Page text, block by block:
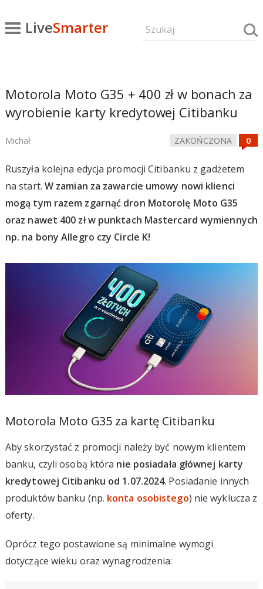
LiveSmarter
Motorola Moto G35 + 400 zł w bonach za
wyrobienie karty kredytowej Citibanku
Michał ZAKOŃCZONA
Ruszyła kolejna edycja promocji Citibanku z gadżetem
na start. W zamian za zawarcie umowy nowi klienci
mogą tym razem zgarnąć dron Motorolę Moto G35
oraz nawet 400 zł w punktach Mastercard wymiennych
np. na bony Allegro czy Circle K!
Motorola Moto G35 za kartę Citibanku
Aby skorzystać z promocji należy być nowym klientem
banku, czyli osobą która nie posiadała głównej karty
kredytowej Citibanku od 1.07.2024. Posiadanie innych
produktów banku (np. konta osobistego) nie wyklucza z
oferty.
Oprócz tego postawione są minimalne wymogi
dotyczące wieku oraz wynagrodzenia: